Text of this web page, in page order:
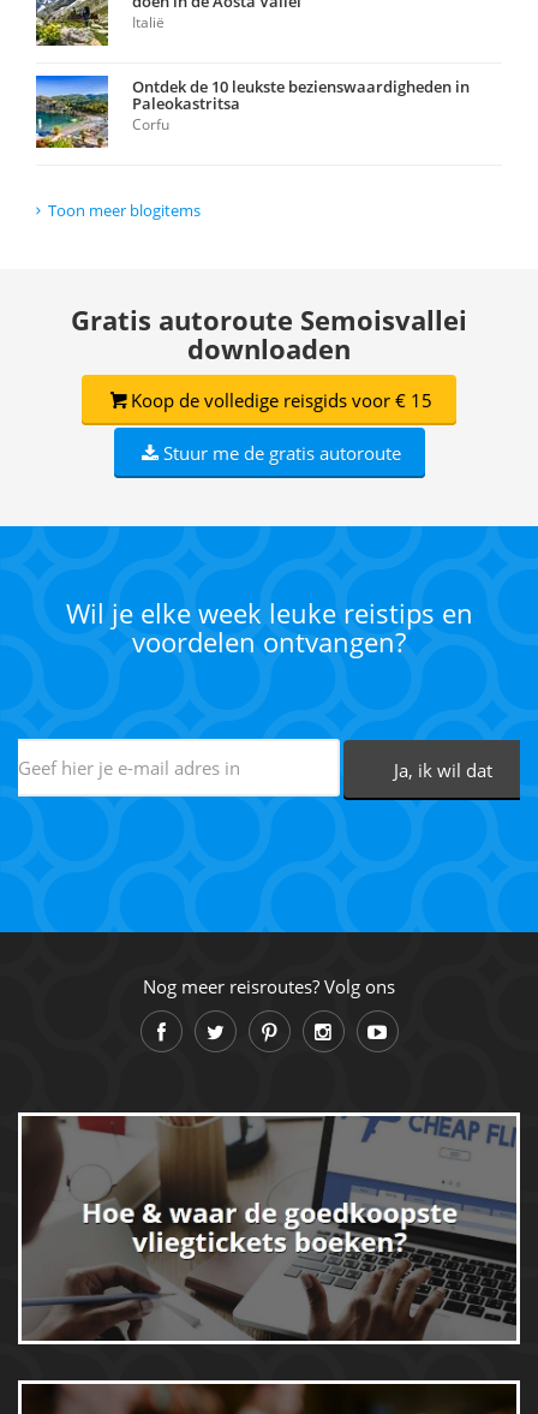
Italië
Ontdek de 10 leukste bezienswaardigheden in
Paleokastritsa
Corfu
Toon meer blogitems
Gratis autoroute Semoisvallei
downloaden
Koop de volledige reisgids voor € 15
Stuur me de gratis autoroute
Wil je elke week leuke reistips en
voordelen ontvangen?
Nog meer reisroutes? Volg ons